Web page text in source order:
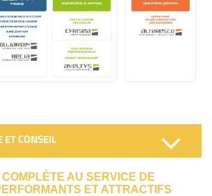
ET CONSEIL
AU SERVICE DE
ET ATTRACTIFS